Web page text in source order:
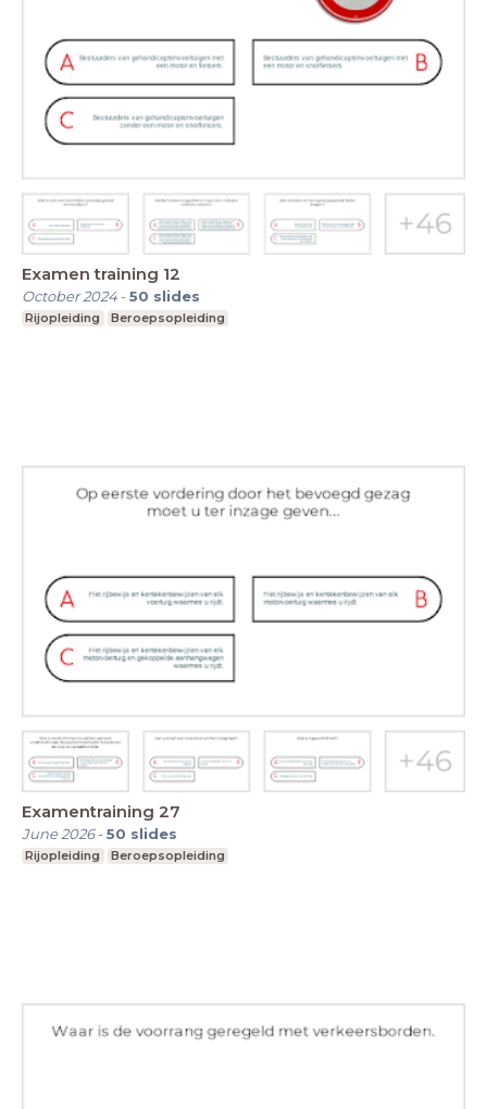
Examen training 12
October 2024-50 slides
Rijopleiding Beroepsopleiding
Examentraining 27
June 2026-50 slides
Rijopleiding Beroepsopleiding